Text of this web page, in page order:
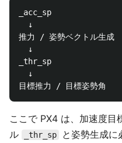
_acc_sp
  ↓
推力 / 姿勢ベクトル生成
  ↓
_thr_sp
  ↓
ここで PX4 は、加速度目
ル
_thr_sp と姿勢生成に